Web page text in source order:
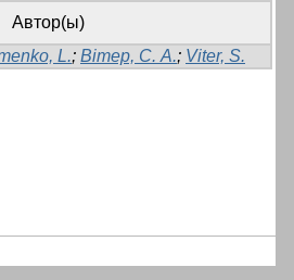
Автор(ы)
L.; Вітер, С. А.; Viter, S.